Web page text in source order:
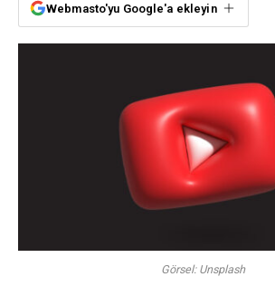
Webmasto'yu Google'a ekleyin
Görsel: Unsplash